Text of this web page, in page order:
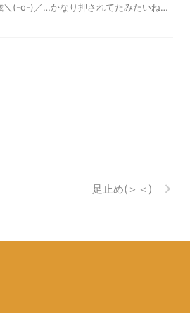
＼(-o-)／…かなり押されてたみたいね…
足止め(＞＜)